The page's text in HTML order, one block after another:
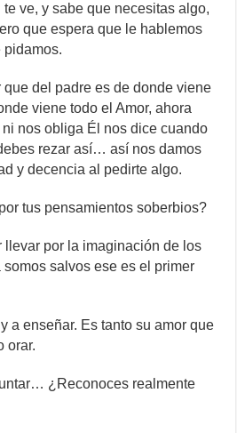
ve, y sabe que necesitas algo,
que espera que le hablemos
pidamos.
del padre es de donde viene
viene todo el Amor, ahora
nos obliga Él nos dice cuando
rezar así… así nos damos
y decencia al pedirte algo.
tus pensamientos soberbios?
llevar por la imaginación de los
salvos ese es el primer
a enseñar. Es tanto su amor que
orar.
¿Reconoces realmente